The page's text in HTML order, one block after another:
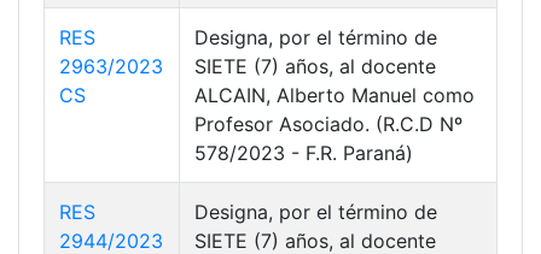
RES
2963/2023
CS
Designa, por el término de
SIETE (7) años, al docente
ALCAIN, Alberto Manuel como
Profesor Asociado. (R.C.D Nº
578/2023 - F.R. Paraná)
RES
2944/2023
Designa, por el término de
SIETE (7) años, al docente